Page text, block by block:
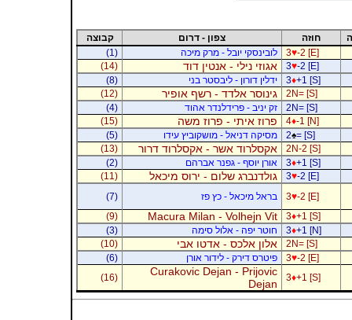
חוזה צפון - דרום
קבוצה
3♥-2 [E] לובינסקי יובל - מרק מיכה
(1)
3♥-2 [E] אגוזי נילי - אנטין דוד
(14)
3♦+1 [S] ידלין דורון - ליבסטר בני
(8)
2N= [S]
גינוסר אלדד - רשף אופיר
(12)
2N= [S]
זק יניב - פרידלנדר אהוד
(4)
4♦-1 [N] פרוז איתי - פרוז משה
(15)
2♠= [S] מסיקה דניאל - מושקוביץ עידו
(5)
2N-2 [S]
אקסלרוד אשר - אקסלרוד דרור
(13)
3♦+1 [S] אורן יוסף - גפנר אברהם
(2)
3♥-2 [E] גולדנברג שלום - ירוס מיכאל
(11)
3♥-2 [E] בראל מיכאל - כץ פז
(7)
3♦+1 [S]
Macura Milan - Volhejn Vit
(9)
3♦+1 [N] חוטר יפה - אלול סימה
(3)
2N= [S]
אלון אלכס - אדטו אבי
(10)
3♥-2 [E] פיטרס דירק - לידור אורן
(6)
3♦+1 [S]
Curakovic Dejan - Prijovic
Dejan
(16)